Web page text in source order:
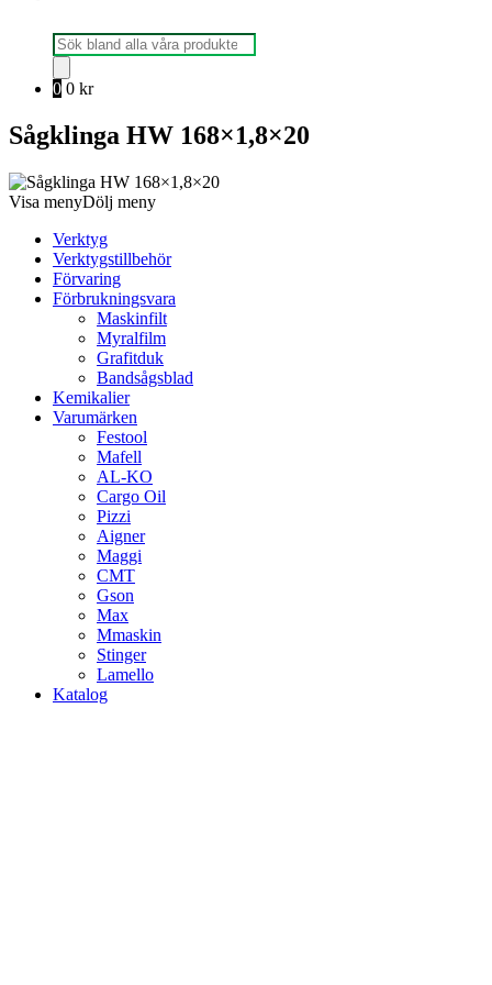
Produktsökning
0 0 kr
Sågklinga HW 168×1,8×20
Visa menyDölj meny
Verktyg
Verktygstillbehör
Förvaring
Förbrukningsvara
Maskinfilt
Myralfilm
Grafitduk
Bandsågsblad
Kemikalier
Varumärken
Festool
Mafell
AL-KO
Cargo Oil
Pizzi
Aigner
Maggi
CMT
Gson
Max
Mmaskin
Stinger
Lamello
Katalog